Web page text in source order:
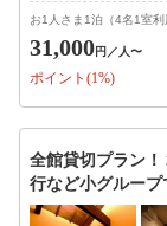
お1人さま1泊（4名1室
31,000円 ／人〜
ポイント(1%)
全館貸切プラン
行など小グループ